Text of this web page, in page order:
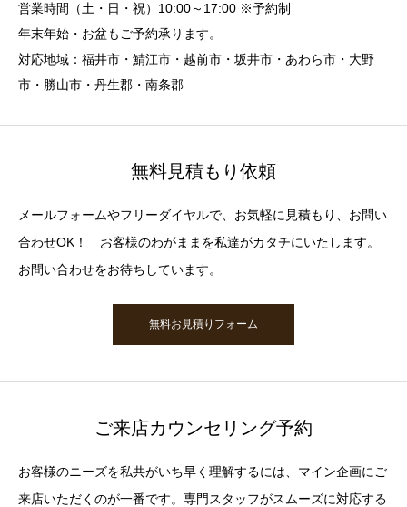
営業時間（土・日・祝）10:00～17:00 ※予約制
年末年始・お盆もご予約承ります。
対応地域：福井市・鯖江市・越前市・坂井市・あわら市・大野
市・勝山市・丹生郡・南条郡
無料見積もり依頼
メールフォームやフリーダイヤルで、お気軽に見積もり、お問い
合わせOK！ お客様のわがままを私達がカタチにいたします。
お問い合わせをお待ちしています。
無料お見積りフォーム
ご来店カウンセリング予約
お客様のニーズを私共がいち早く理解するには、マイン企画にご
来店いただくのが一番です。専門スタッフがスムーズに対応する